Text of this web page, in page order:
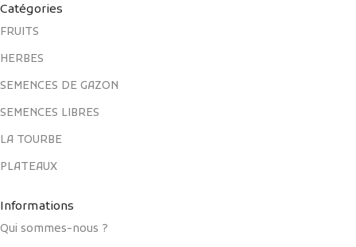
Catégories
FRUITS
HERBES
SEMENCES DE GAZON
SEMENCES LIBRES
LA TOURBE
PLATEAUX
Informations
Qui sommes-nous ?